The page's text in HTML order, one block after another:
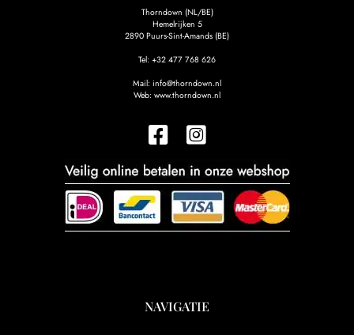
Thorndown (NL/BE)
Hemelrijken 5
2890 Puurs-Sint-Amands (BE)
Tel: +32 477 768 626
Mail: info@thorndown.nl
Web: www.thorndown.nl
NAVIGATIE